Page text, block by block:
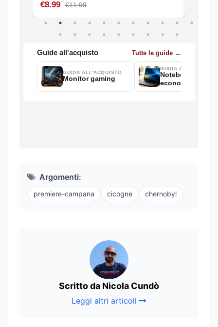
Argomenti:
premiere-campana cicogne chernobyl
Scritto da Nicola Cundò
Leggi altri articoli